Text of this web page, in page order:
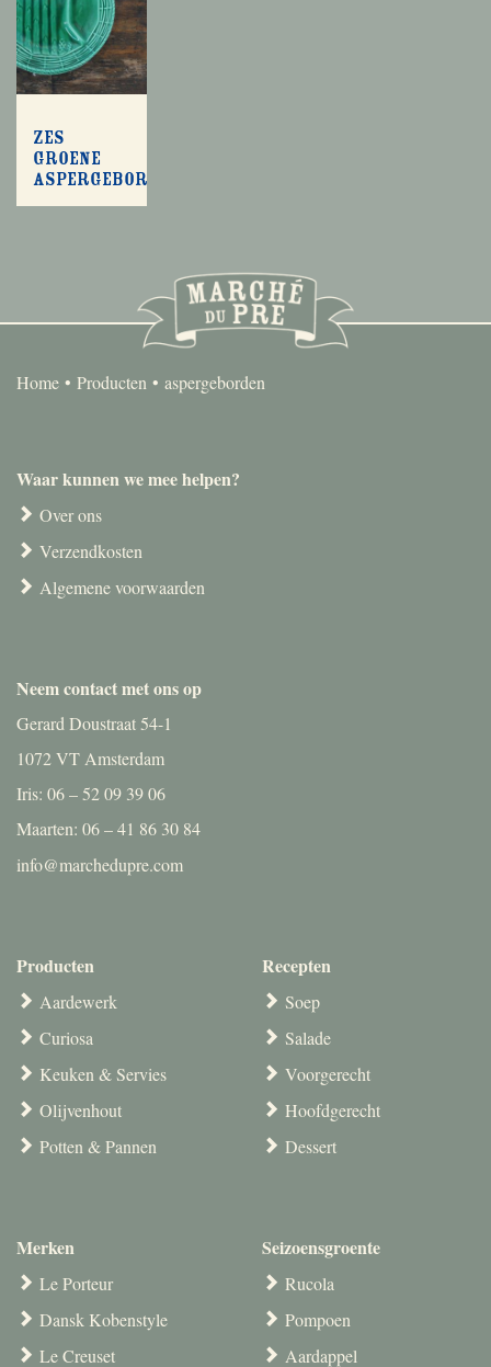
Zes
groene
aspergeborden
Home Producten aspergeborden
Waar kunnen we mee helpen?
Over ons
Verzendkosten
Algemene voorwaarden
Neem contact met ons op
Gerard Doustraat 54-1
1072 VT Amsterdam
Iris: 06 – 52 09 39 06
Maarten: 06 – 41 86 30 84
info@marchedupre.com
Producten
Aardewerk
Curiosa
Keuken & Servies
Olijvenhout
Potten & Pannen
Merken
Le Porteur
Dansk Kobenstyle
Le Creuset
Recepten
Soep
Salade
Voorgerecht
Hoofdgerecht
Dessert
Seizoensgroente
Rucola
Pompoen
Aardappel